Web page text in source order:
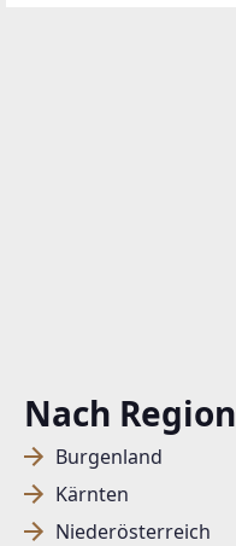
Nach Region
Burgenland
Kärnten
Niederösterreich